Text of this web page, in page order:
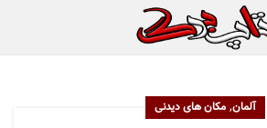
آلمان,مکان های دیدنی